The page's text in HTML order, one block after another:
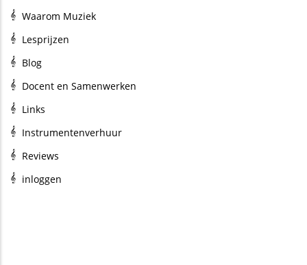
Waarom Muziek
Lesprijzen
Blog
Docent en Samenwerken
Links
Instrumentenverhuur
Reviews
inloggen